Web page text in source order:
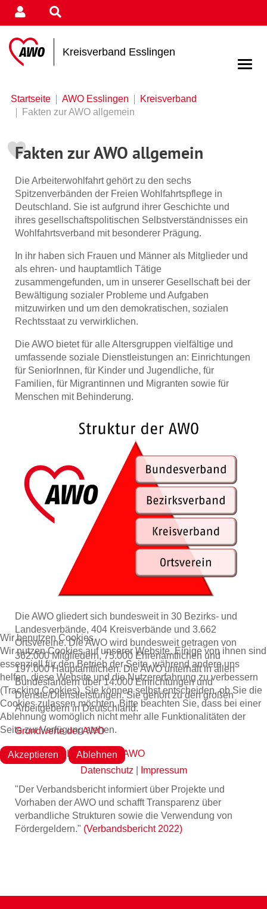
Kreisverband Esslingen
Startseite AWO Esslingen
Kreisverband
Fakten zur AWO allgemein
Fakten zur AWO allgemein
Die Arbeiterwohlfahrt gehört zu den sechs
Spitzenverbänden der Freien Wohlfahrtspflege in
Deutschland. Sie ist aufgrund ihrer Geschichte und
ihres gesellschaftspolitischen Selbstverständnisses ein
Wohlfahrtsverband mit besonderer Prägung.
In ihr haben sich Frauen und Männer als Mitglieder und
als ehren- und hauptamtlich Tätige
zusammengefunden, um in unserer Gesellschaft bei der
Bewältigung sozialer Probleme und Aufgaben
mitzuwirken und um den demokratischen, sozialen
Rechtsstaat zu verwirklichen.
Die AWO bietet für alle Altersgruppen vielfältige und
umfassende soziale Dienstleistungen an: Einrichtungen
für SeniorInnen, für Kinder und Jugendliche, für
Familien, für Migrantinnen und Migranten sowie für
Menschen mit Behinderung.
Die AWO gliedert sich bundesweit in 30 Bezirks- und
Landesverbände, 404 Kreisverbände und 3.662
Ortsvereine. Die AWO wird bundesweit getragen von
362.000 Mitgliedern, 75.000 Ehrenamtlichen und
197.000 Hauptamtlichen. Die AWO unterhält in allen
Bundesländern über 14.000 Einrichtungen und
Dienste/Dienstleistungen. Sie gehört zu den großen
Arbeitgebern in Deutschland.
Grundwerte der AWO
Leitbild und Leitsätze der AWO
"Der Verbandsbericht informiert über Projekte und
Vorhaben der AWO und schafft Transparenz über
verbandliche Strukturen sowie die Verwendung von
Fördergeldern." (Verbandsbericht 2022)
Wir benutzen Cookies
Wir nutzen Cookies auf unserer Website. Einige von ihnen sind
essenziell für den Betrieb der Seite, während andere uns
helfen, diese Website und die Nutzererfahrung zu verbessern
(Tracking Cookies). Sie können selbst entscheiden, ob Sie die
Cookies zulassen möchten. Bitte beachten Sie, dass bei einer
Ablehnung womöglich nicht mehr alle Funktionalitäten der
Seite zur Verfügung stehen.
Akzeptieren
Ablehnen
Datenschutz
Impressum